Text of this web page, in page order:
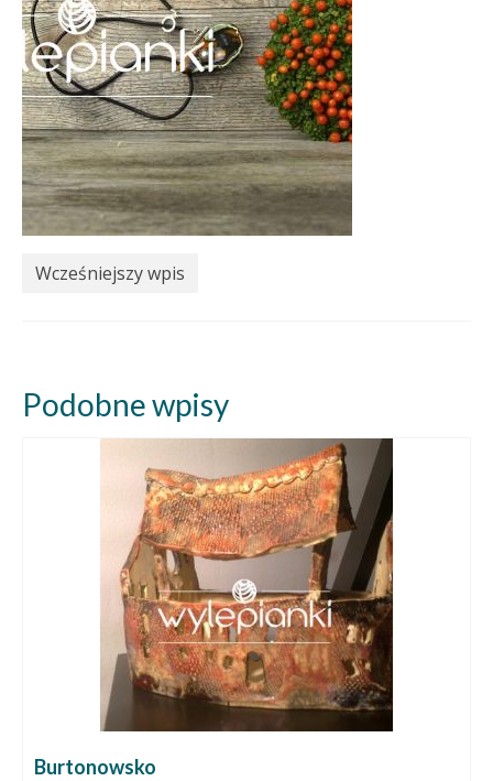
Wcześniejszy wpis
Podobne wpisy
Burtonowsko